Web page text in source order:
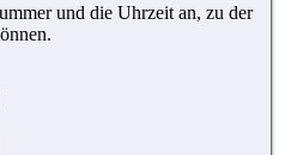
und die Uhrzeit an, zu der